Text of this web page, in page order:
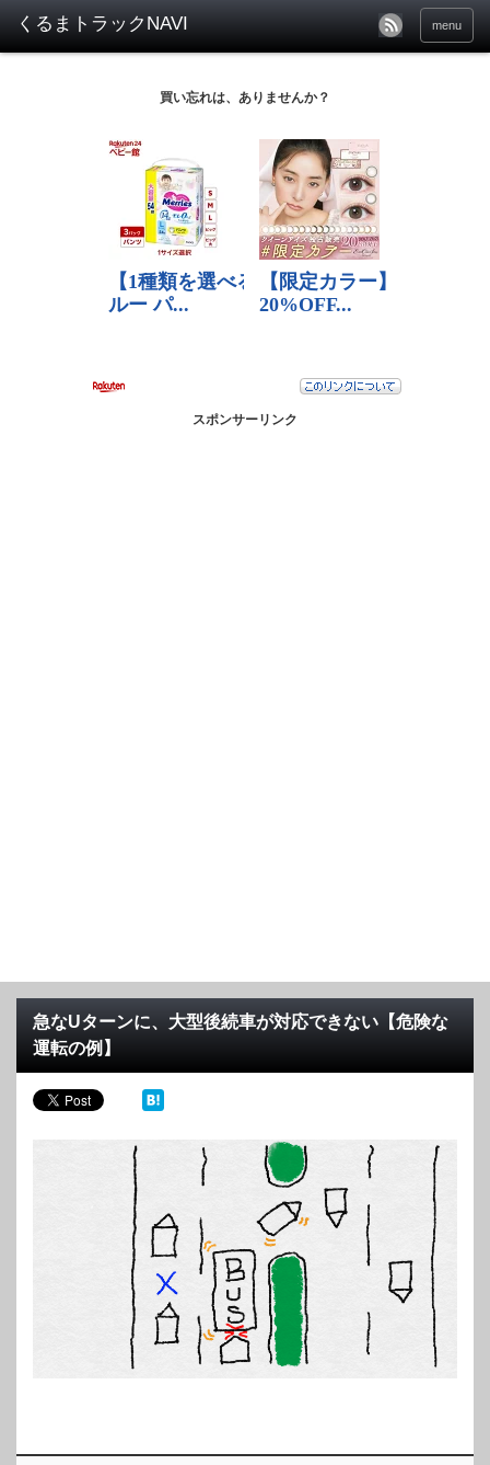
menu
買い忘れは、ありませんか？
スポンサーリンク
急なUターンに、大型後続車が対応できない【危険な
運転の例】